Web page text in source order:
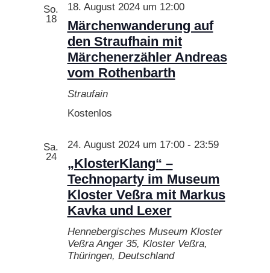
So.
18
Märchenwanderung auf
den Straufhain mit
Märchenerzähler Andreas
vom Rothenbarth
18. August 2024 um 12:00
Straufain
Kostenlos
Sa.
24
„KlosterKlang“ –
Technoparty im Museum
Kloster Veßra mit Markus
Kavka und Lexer
24. August 2024 um 17:00- 23:59
Hennebergisches Museum Kloster
Veßra Anger 35, Kloster Veßra,
Thüringen, Deutschland